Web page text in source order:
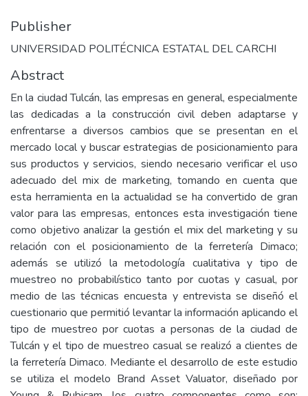
Publisher
UNIVERSIDAD POLITÉCNICA ESTATAL DEL CARCHI
Abstract
En la ciudad Tulcán, las empresas en general, especialmente
las dedicadas a la construcción civil deben adaptarse y
enfrentarse a diversos cambios que se presentan en el
mercado local y buscar estrategias de posicionamiento para
sus productos y servicios, siendo necesario verificar el uso
adecuado del mix de marketing, tomando en cuenta que
esta herramienta en la actualidad se ha convertido de gran
valor para las empresas, entonces esta investigación tiene
como objetivo analizar la gestión el mix del marketing y su
relación con el posicionamiento de la ferretería Dimaco;
además se utilizó la metodología cualitativa y tipo de
muestreo no probabilístico tanto por cuotas y casual, por
medio de las técnicas encuesta y entrevista se diseñó el
cuestionario que permitió levantar la información aplicando el
tipo de muestreo por cuotas a personas de la ciudad de
Tulcán y el tipo de muestreo casual se realizó a clientes de
la ferretería Dimaco. Mediante el desarrollo de este estudio
se utiliza el modelo Brand Asset Valuator, diseñado por